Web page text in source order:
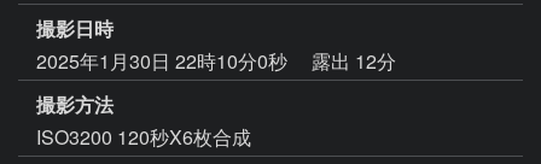
撮影日時
2025年1月30日 22時10分0秒
露出 12分
撮影方法
ISO3200 120秒X6枚合成